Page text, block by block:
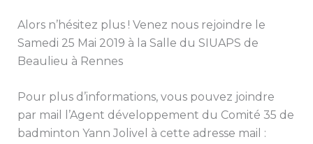
Alors n’hésitez plus ! Venez nous rejoindre le
Samedi 25 Mai 2019 à la Salle du SIUAPS de
Beaulieu à Rennes
Pour plus d’informations, vous pouvez joindre
par mail l’Agent développement du Comité 35 de
badminton Yann Jolivel à cette adresse mail :